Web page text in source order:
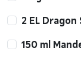
2 EL
150 ml